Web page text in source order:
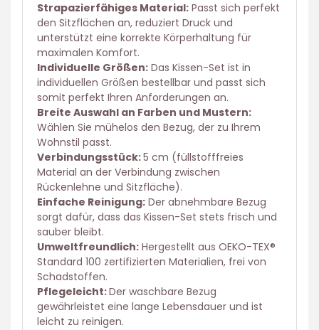
Strapazierfähiges Material: Passt sich perfekt
den Sitzflächen an, reduziert Druck und
unterstützt eine korrekte Körperhaltung für
maximalen Komfort.
Individuelle Größen: Das Kissen-Set ist in
individuellen Größen bestellbar und passt sich
somit perfekt Ihren Anforderungen an.
Breite Auswahl an Farben und Mustern:
Wählen Sie mühelos den Bezug, der zu Ihrem
Wohnstil passt.
Verbindungsstück:5 cm (füllstofffreies
Material an der Verbindung zwischen
Rückenlehne und Sitzfläche).
Einfache Reinigung: Der abnehmbare Bezug
sorgt dafür, dass das Kissen-Set stets frisch und
sauber bleibt.
Umweltfreundlich: Hergestellt aus OEKO-TEX®
Standard 100 zertifizierten Materialien, frei von
Schadstoffen.
Pflegeleicht:Der waschbare Bezug
gewährleistet eine lange Lebensdauer und ist
leicht zu reinigen.